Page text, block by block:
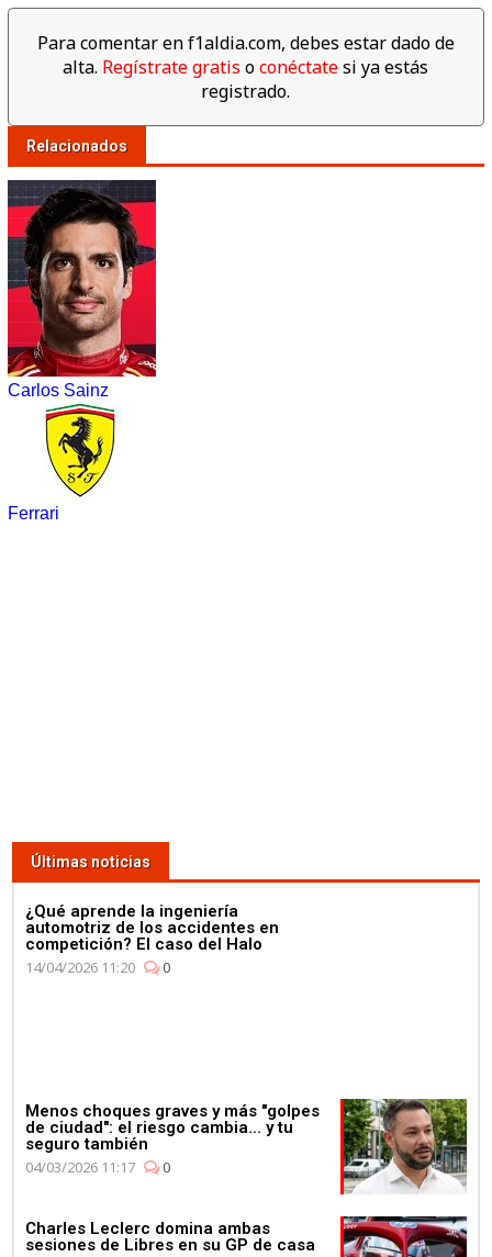
Para comentar en f1aldia.com, debes estar dado de
alta. Regístrate gratis oconéctatesi ya estás
registrado.
Relacionados
Carlos Sainz
Ferrari
Últimas noticias
¿Qué aprende la ingeniería
automotriz de los accidentes en
competición? El caso del Halo
14/04/2026 11:20
0
Menos choques graves y más "golpes
de ciudad": el riesgo cambia... y tu
seguro también
04/03/2026 11:17
0
Charles Leclerc domina ambas
sesiones de Libres en su GP de casa